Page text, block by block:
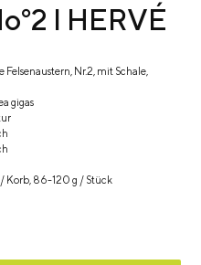
I HERVÉ
Felsenaustern, Nr.2, mit Schale,
gigas
Korb, 86-120 g / Stück